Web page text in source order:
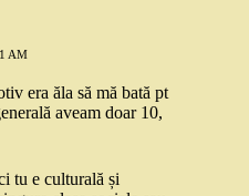
AM
era ăla să mă bată pt
aveam doar 10,
tu e culturală și